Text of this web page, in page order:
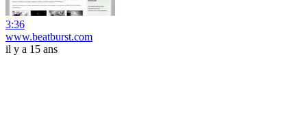
3:36
www.beatburst.com
il y a 15 ans